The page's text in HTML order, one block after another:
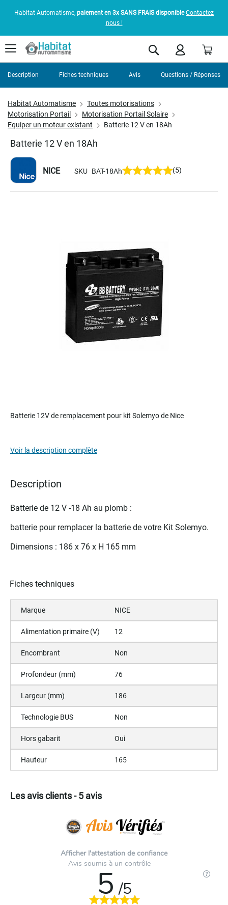
Habitat Automatisme, paiement en 3x SANS FRAIS disponible Contactez
nous !
Rechercher
Habitat Automatisme
Toutes motorisations
Motorisation Portail
Motorisation Portail Solaire
Equiper un moteur existant
Batterie 12 V en 18Ah
Batterie 12 V en 18Ah
NICE SKU BAT-18Ah (5)
to
the
Batterie 12V de remplacement pour kit Solemyo de Nice
Voir la description complète
Description Fiches techniques Avis Questions / Réponses
Description
Batterie de 12 V -18 Ah au plomb :
batterie pour remplacer la batterie de votre Kit Solemyo.
Dimensions : 186 x 76 x H 165 mm
Fiches techniques
Marque NICE
Alimentation primaire (V) 12
Encombrant Non
Profondeur (mm) 76
Largeur (mm) 186
Technologie BUS Non
Hors gabarit Oui
Hauteur 165
Les avis clients - 5 avis
Afficher l'attestation de confiance
Avis soumis à un contrôle
5/5